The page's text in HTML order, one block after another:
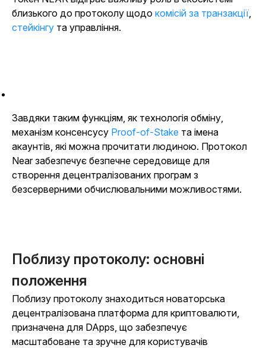
близького до протоколу щодо комісій за транзакції,
стейкінгу та управління.
Завдяки таким функціям, як технологія обміну,
механізм консенсусу Proof-of-Stake та імена
акаунтів, які можна прочитати людиною. Протокол
Near забезпечує безпечне середовище для
створення децентралізованих програм з
безсерверними обчислювальними можливостями.
Поблизу протоколу: основні
положення
Поблизу протоколу знаходиться новаторська
децентралізована платформа для криптовалюти,
призначена для DApps, що забезпечує
масштабоване та зручне для користувачів